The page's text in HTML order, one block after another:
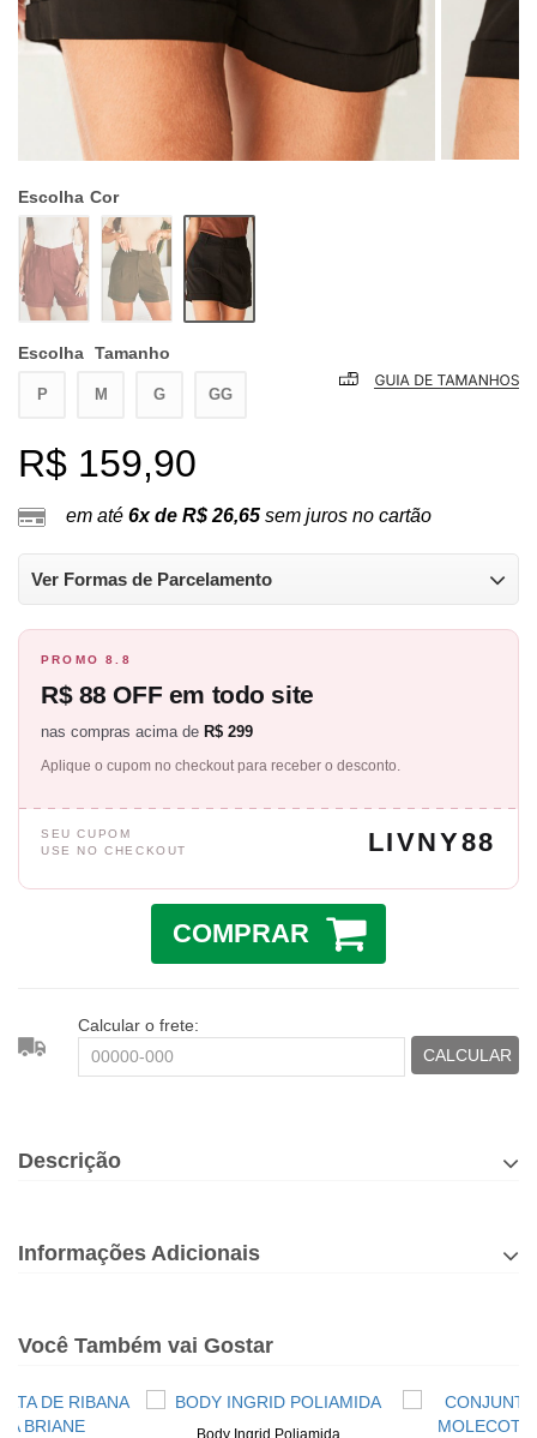
Escolha Cor
Escolha Tamanho
P M G GG
R$ 159,90
em até 6x de R$ 26,65 sem juros no cartão
Ver Formas de Parcelamento
PROMO 8.8
R$ 88 OFF em todo site
nas compras acima de R$ 299
Aplique o cupom no checkout para receber o desconto.
SEU CUPOM
USE NO CHECKOUT
LIVNY88
COMPRAR
Calcular o frete:
CALCULAR
Descrição
Informações Adicionais
Você Também vai Gostar
Body Ingrid Poliamida